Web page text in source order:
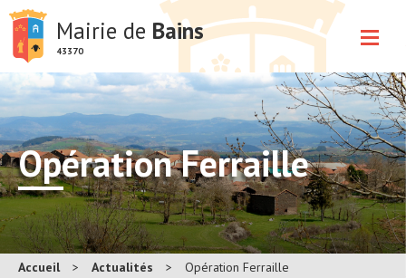
Mairie de Bains
43370
Opération Ferraille
Accueil > Actualités > Opération Ferraille